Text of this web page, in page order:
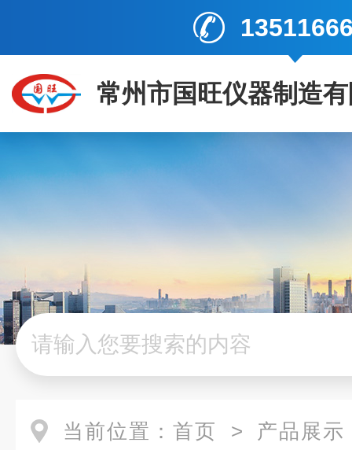
常州市国旺仪器制造
当前位置： 首页 > 产品展示